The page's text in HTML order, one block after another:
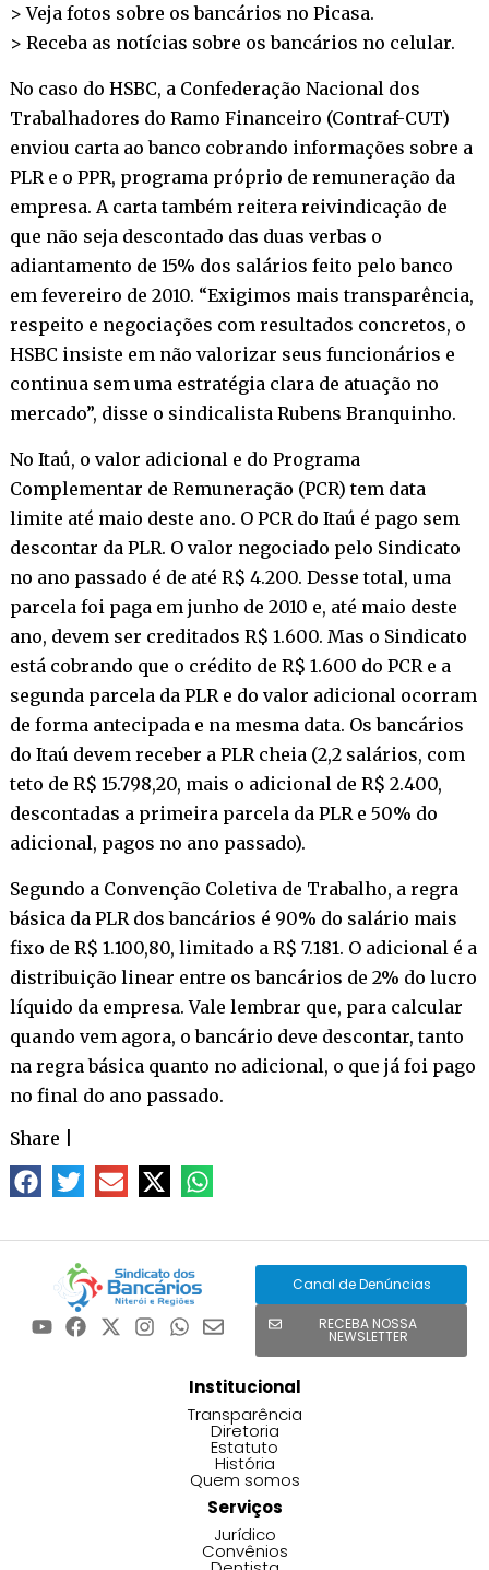
> Veja fotos sobre os bancários no Picasa.
> Receba as notícias sobre os bancários no celular.
No caso do HSBC, a Confederação Nacional dos
Trabalhadores do Ramo Financeiro (Contraf-CUT)
enviou carta ao banco cobrando informações sobre a
PLR e o PPR, programa próprio de remuneração da
empresa. A carta também reitera reivindicação de
que não seja descontado das duas verbas o
adiantamento de 15% dos salários feito pelo banco
em fevereiro de 2010. “Exigimos mais transparência,
respeito e negociações com resultados concretos, o
HSBC insiste em não valorizar seus funcionários e
continua sem uma estratégia clara de atuação no
mercado”, disse o sindicalista Rubens Branquinho.
No Itaú, o valor adicional e do Programa
Complementar de Remuneração (PCR) tem data
limite até maio deste ano. O PCR do Itaú é pago sem
descontar da PLR. O valor negociado pelo Sindicato
no ano passado é de até R$ 4.200. Desse total, uma
parcela foi paga em junho de 2010 e, até maio deste
ano, devem ser creditados R$ 1.600. Mas o Sindicato
está cobrando que o crédito de R$ 1.600 do PCR e a
segunda parcela da PLR e do valor adicional ocorram
de forma antecipada e na mesma data. Os bancários
do Itaú devem receber a PLR cheia (2,2 salários, com
teto de R$ 15.798,20, mais o adicional de R$ 2.400,
descontadas a primeira parcela da PLR e 50% do
adicional, pagos no ano passado).
Segundo a Convenção Coletiva de Trabalho, a regra
básica da PLR dos bancários é 90% do salário mais
fixo de R$ 1.100,80, limitado a R$ 7.181. O adicional é a
distribuição linear entre os bancários de 2% do lucro
líquido da empresa. Vale lembrar que, para calcular
quando vem agora, o bancário deve descontar, tanto
na regra básica quanto no adicional, o que já foi pago
no final do ano passado.
Share
Canal de Denúncias
RECEBA NOSSA
NEWSLETTER
Institucional
Transparência
Diretoria
Estatuto
História
Quem somos
Serviços
Jurídico
Convênios